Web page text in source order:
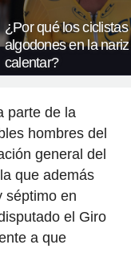
¿Por qué los ciclistas
algodones en la
calentar?
parte de la
hombres del
general del
que además
séptimo en
el Giro
a que